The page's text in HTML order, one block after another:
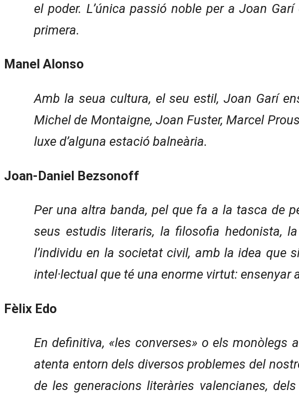
el poder. L’única passió noble per a Joan
primera.
Manel Alonso
Amb la seua cultura, el seu estil, Joan Garí
Michel de Montaigne, Joan Fuster, Marcel
luxe d’alguna estació balneària.
Joan-Daniel Bezsonoff
Per una altra banda, pel que fa a la tasca de
seus estudis literaris, la filosofia hedonista,
l’individu en la societat civil, amb la idea que
intel·lectual que té una enorme virtut: ensenyar
Fèlix Edo
En definitiva, «les converses» o els monòlegs
atenta entorn dels diversos problemes del
de les generacions literàries valencianes,